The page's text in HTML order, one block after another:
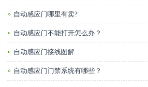
自动感应门哪里有卖?
自动感应门不能打开怎么办？
自动感应门接线图解
自动感应门门禁系统有哪些？